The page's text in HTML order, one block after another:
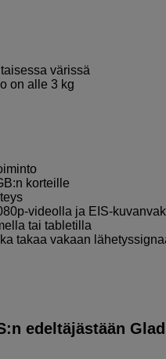
värissä
on alle 3 kg
korteille
videolla ja EIS-
tai tabletilla
takaa vakaan
edeltäjästään